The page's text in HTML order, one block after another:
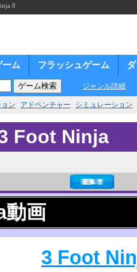
8
ーム フラッシュゲーム
ジャンル詳細
ン アドベンチャー シミュレーション
Foot Ninja
動画
3 Foot